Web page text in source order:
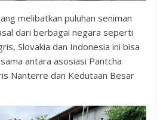
melibatkan puluhan seniman
dari berbagai negara seperti
Slovakia dan Indonesia ini bisa
antara asosiasi Pantcha
Nanterre dan Kedutaan Besar